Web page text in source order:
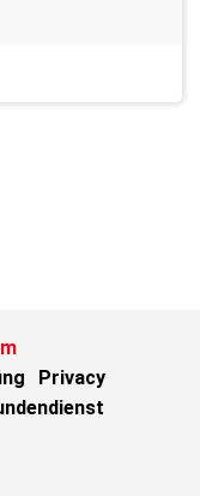
Privacy